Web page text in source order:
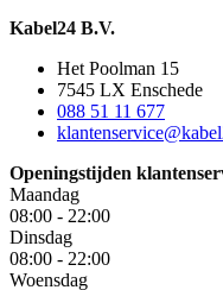
Kabel24 B.V.
Het Poolman 15
7545 LX Enschede
088 51 11 677
Openingstijden
Maandag
08:00 - 22:00
Dinsdag
08:00 - 22:00
Woensdag